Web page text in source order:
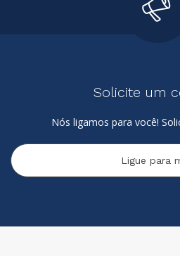
Solicite um
Nós ligamos para você!
Ligue para